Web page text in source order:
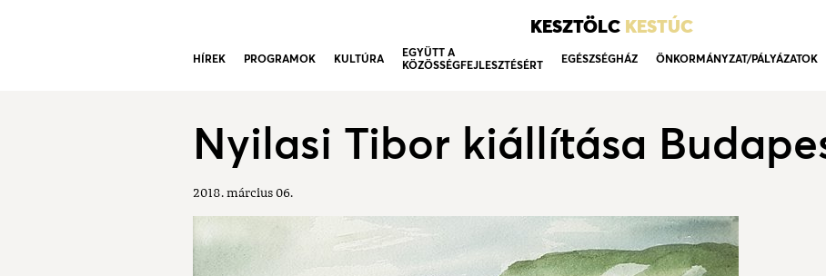
KESZTÖLC KESTÚC
HÍREK PROGRAMOK KULTÚRA
EGYÜTT A
KÖZÖSSÉGFEJLESZTÉSÉRT
EGÉSZSÉGHÁZ ÖNKORMÁNYZAT/PÁLYÁZATOK
Nyilasi Tibor kiállítása
2018. március 06.